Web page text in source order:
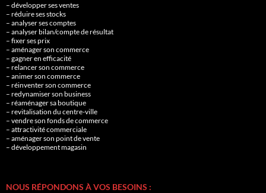
– développer ses ventes
– réduire ses stocks
– analyser ses comptes
– analyser bilan/compte de résultat
– fixer ses prix
– aménager son commerce
– gagner en efficacité
– relancer son commerce
– animer son commerce
– réinventer son commerce
– redynamiser son business
– réaménager sa boutique
– revitalisation du centre-ville
– vendre son fonds de commerce
– attractivité commerciale
– aménager son point de vente
– développement magasin
NOUS RÉPONDONS À VOS BESOINS :